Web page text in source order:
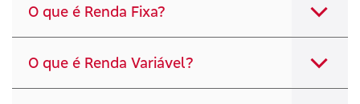
O que é Renda Fixa?
O que é Renda Variável?